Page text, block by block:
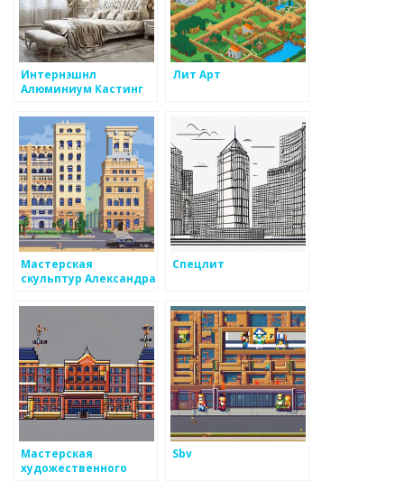
Интернэшнл
Алюминиум Кастинг
Лит Арт
Мастерская
скульптур Александра
Спецлит
Мастерская
художественного
Sbv